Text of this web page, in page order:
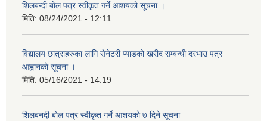
शिलबन्दी बाेल पत्र स्वीकृत गर्ने आशयको सूचना ।
मिति: 08/24/2021 - 12:11
विद्यालय छात्राहरुका लागि सेनेटरी प्याडको खरीद सम्बन्धी दरभाउ पत्र
आह्वानकाे सूचना ।
मिति: 05/16/2021 - 14:19
शिलबनदी बाेल पत्र स्वीकृत गर्ने आशयकाे ७ दिने सूचना